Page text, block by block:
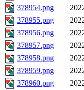
378954.png
378955.png
378956.png
378957.png
378958.png
378959.png
378960.png